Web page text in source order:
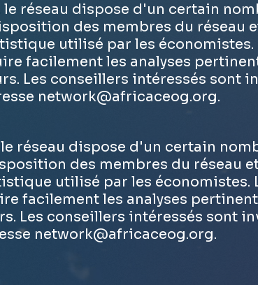
le réseau dispose d'un certain
des membres du réseau
utilisé par les économistes.
facilement les analyses
Les conseillers intéressés sont
network@africaceog.org.
réseau dispose d'un certain
des membres du réseau
utilisé par les économistes.
facilement les analyses
Les conseillers intéressés sont
network@africaceog.org.